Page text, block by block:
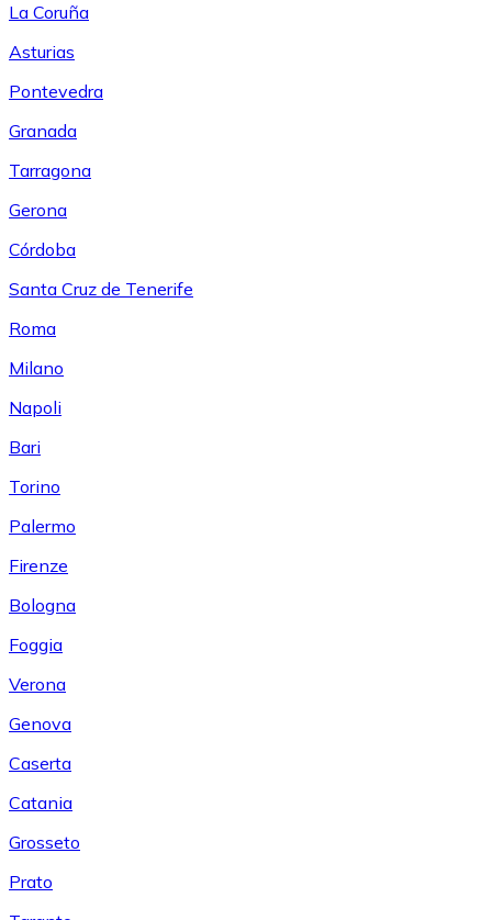
La Coruña
Asturias
Pontevedra
Granada
Tarragona
Gerona
Córdoba
Santa Cruz de Tenerife
Roma
Milano
Napoli
Bari
Torino
Palermo
Firenze
Bologna
Foggia
Verona
Genova
Caserta
Catania
Grosseto
Prato